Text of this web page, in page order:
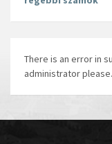
There is an error in
administrator please.